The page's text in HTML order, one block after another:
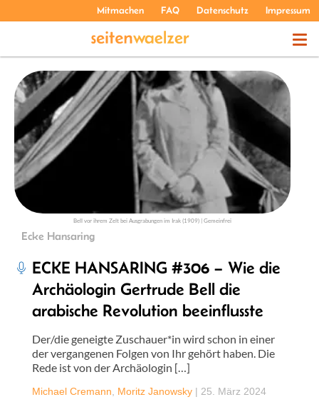
Mitmachen FAQ Datenschutz Impressum
THEMEN
PODCASTS
ÜBER UNS
Bell vor ihrem Zelt bei Ausgrabungen im Irak (1909) | Gemeinfrei
Ecke Hansaring
ECKE HANSARING #306 – Wie die
Archäologin Gertrude Bell die
arabische Revolution beeinflusste
Der/die geneigte Zuschauer*in wird schon in einer
der vergangenen Folgen von Ihr gehört haben. Die
Rede ist von der Archäologin […]
Michael Cremann Moritz Janowsky | 25. März 2024